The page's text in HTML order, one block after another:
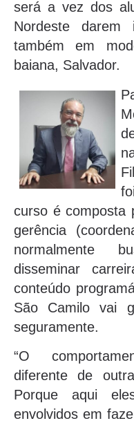
será a vez dos
Nordeste darem
também em
baiana, Salvador.
curso é composta
gerência
normalmente
disseminar
conteúdo
São Camilo vai
seguramente.
“O
diferente de
Porque aqui
envolvidos em